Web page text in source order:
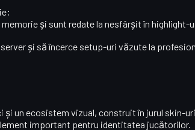
și sunt redate la nesfârșit în highlight-
și să încerce setup-uri văzute la
și un ecosistem vizual, construit în jurul skin-
important pentru identitatea jucătorilor.